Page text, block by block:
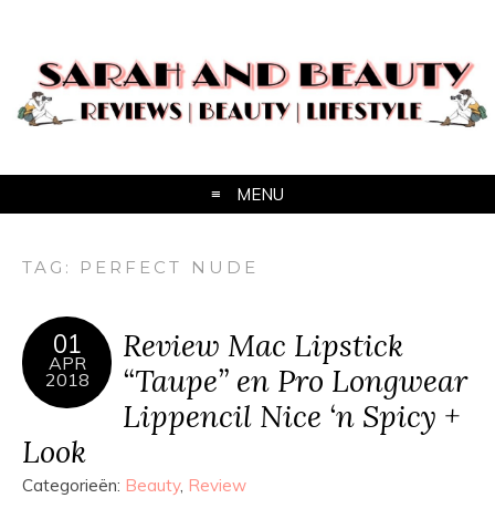
MENU
TAG: PERFECT NUDE
01
APR
2018
Review Mac Lipstick
“Taupe” en Pro Longwear
Lippencil Nice ‘n Spicy +
Look
Categorieën: Beauty, Review